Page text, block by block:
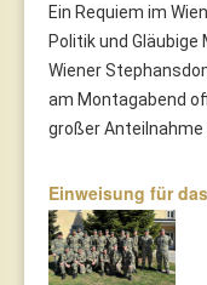
Ein Requiem im
Politik und
Wiener
am Montagabend
großer Anteilnahme
Einweisung für